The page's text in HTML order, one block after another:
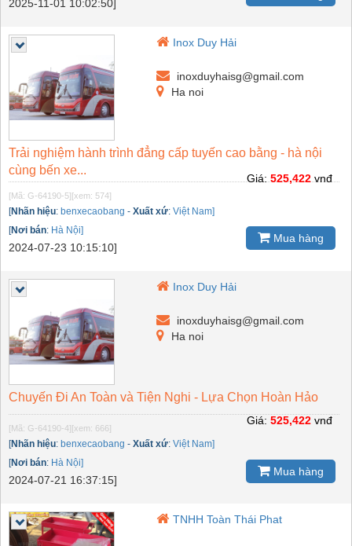
2025-11-01 10:02:50]
Inox Duy Hải
inoxduyhaisg@gmail.com
Ha noi
Trải nghiệm hành trình đẳng cấp tuyến cao bằng - hà nội
cùng bến xe...
[Mã: G-64190-5] [xem: 574]
[Nhãn hiệu: benxecaobang - Xuất xứ: Việt Nam]
[Nơi bán: Hà Nội]
2024-07-23 10:15:10]
Giá:525,422vnđ
Mua hàng
Inox Duy Hải
inoxduyhaisg@gmail.com
Ha noi
Chuyến Đi An Toàn và Tiện Nghi - Lựa Chọn Hoàn Hảo
[Mã: G-64190-4] [xem: 666]
[Nhãn hiệu: benxecaobang - Xuất xứ: Việt Nam]
[Nơi bán: Hà Nội]
2024-07-21 16:37:15]
Giá: 525,422 vnđ
Mua hàng
TNHH Toàn Thái Phat